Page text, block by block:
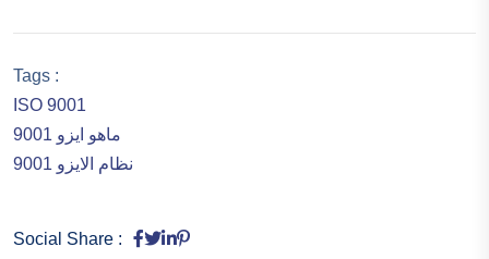
Tags :
ISO 9001
ماهو ايزو 9001
نظام الايزو 9001
Social Share :